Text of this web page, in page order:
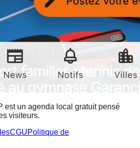
est un agenda local gratuit pensé
visiteurs.
CGUPolitique de